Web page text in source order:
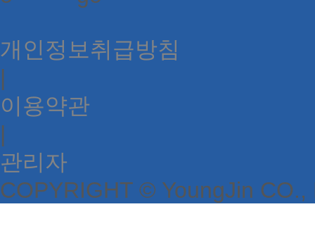
개인정보취급방침
|
이용약관
|
관리자
COPYRIGHT © YoungJin